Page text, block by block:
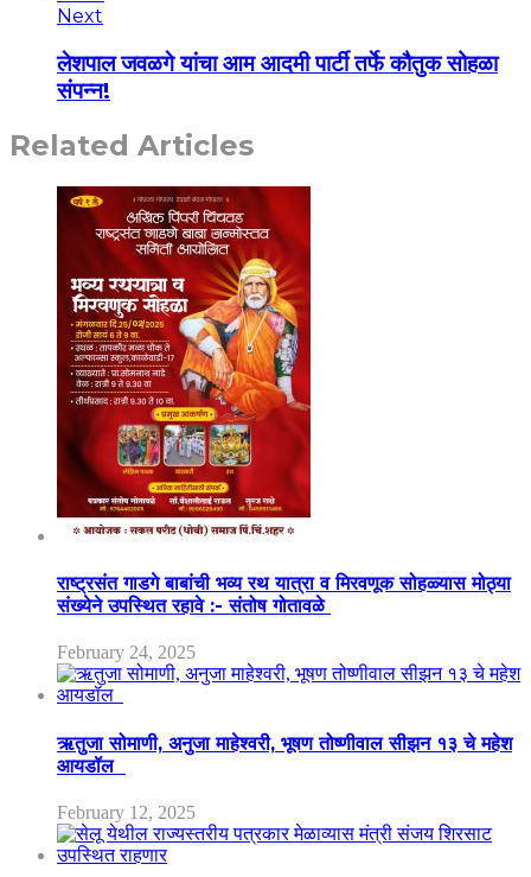
Next
लेशपाल जवळगे यांचा आम आदमी पार्टी तर्फे कौतुक सोहळा
संपन्न!
Related Articles
राष्ट्रसंत गाडगे बाबांची भव्य रथ यात्रा व मिरवणूक सोहळ्यास मोठ्या
संख्येने उपस्थित रहावे :- संतोष गोतावळे
February 24, 2025
ऋतुजा सोमाणी, अनुजा माहेश्वरी, भूषण तोष्णीवाल सीझन १३ चे महेश
आयडॉल
February 12, 2025